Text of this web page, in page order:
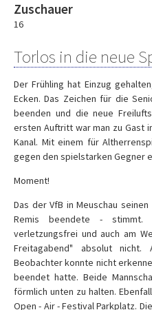
Zuschauer
16
Torlos in die neue
Der Frühling hat Einzug
Ecken. Das Zeichen für die
beenden und die neue
ersten Auftritt war man zu Gast
Kanal. Mit einem für
gegen den spielstarken Gegner
Moment!
Das der VfB in Meuschau
Remis beendete - stimmt.
verletzungsfrei und auch am
Freitagabend" absolut
Beobachter konnte nicht
beendet hatte. Beide
förmlich unten zu halten.
Open - Air - Festival Parkplatz.